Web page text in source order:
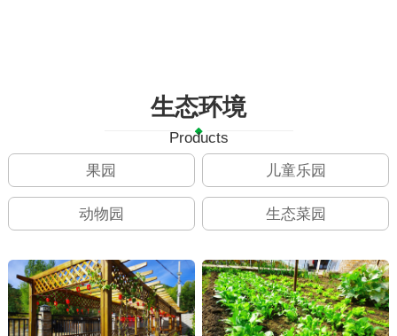
生态环境
Products
果园
儿童乐园
动物园 生态菜园